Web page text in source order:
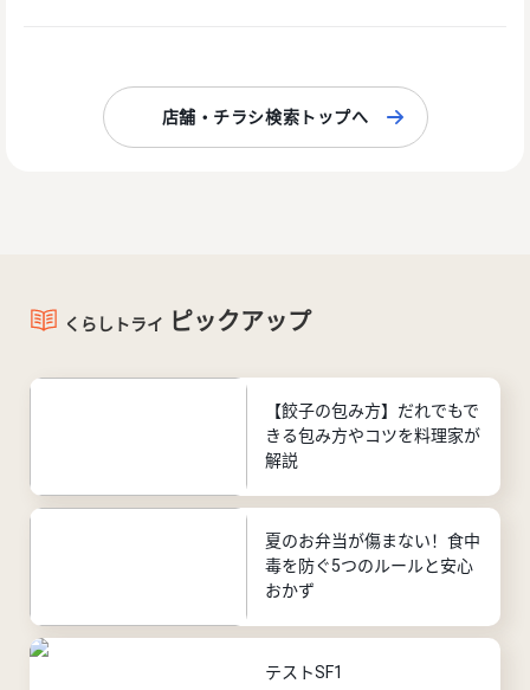
店舗・チラシ検索トップへ
くらしトライ ピックアップ
【餃子の包み方】だれでもで
きる包み方やコツを料理家が
解説
夏のお弁当が傷まない！食中
毒を防ぐ5つのルールと安心
おかず
テストSF1